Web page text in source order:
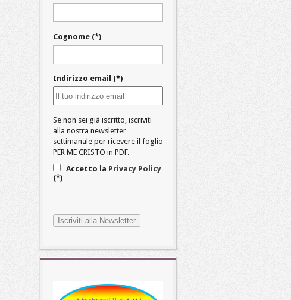
Cognome (*)
Indirizzo email (*)
Se non sei già iscritto, iscriviti
alla nostra newsletter
settimanale per ricevere il foglio
PER ME CRISTO in PDF.
Accetto la Privacy Policy
(*)